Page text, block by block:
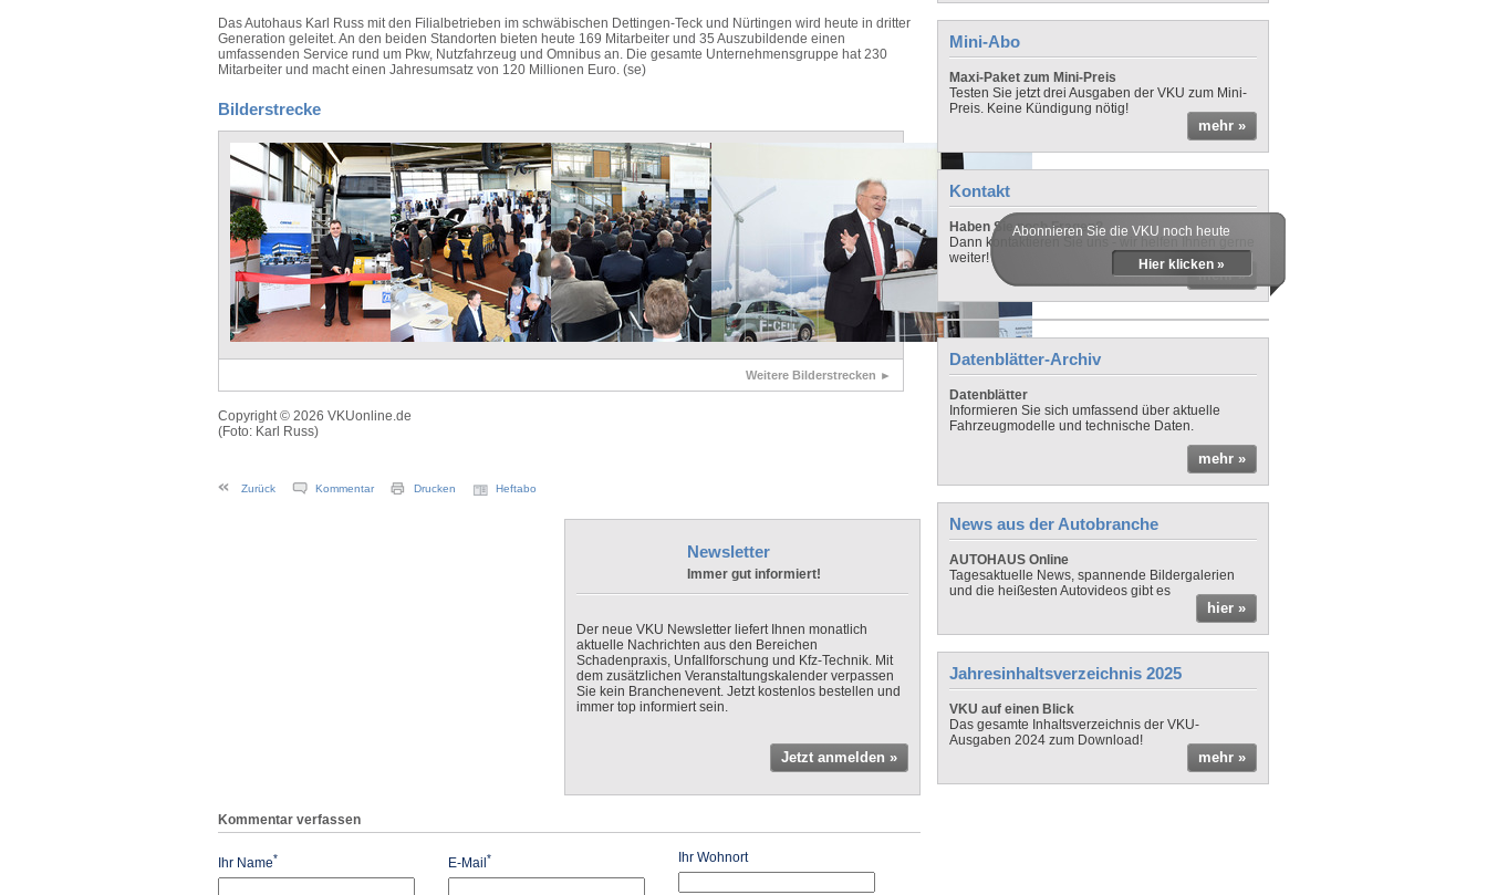
Das Autohaus Karl Russ mit den Filialbetrieben im schwäbischen Dettingen-Teck und Nürtingen wird heute in dritter
Generation geleitet. An den beiden Standorten bieten heute 169 Mitarbeiter und 35 Auszubildende einen
umfassenden Service rund um Pkw, Nutzfahrzeug und Omnibus an. Die gesamte Unternehmensgruppe hat 230
Mitarbeiter und macht einen Jahresumsatz von 120 Millionen Euro. (se)
Bilderstrecke
Weitere Bilderstrecken ►
Copyright © 2026 VKUonline.de
(Foto: Karl Russ)
Zurück Kommentar Drucken Heftabo
Newsletter
Immer gut informiert!
Der neue VKU Newsletter liefert Ihnen monatlich
aktuelle Nachrichten aus den Bereichen
Schadenpraxis, Unfallforschung und Kfz-Technik. Mit
dem zusätzlichen Veranstaltungskalender verpassen
Sie kein Branchenevent. Jetzt kostenlos bestellen und
immer top informiert sein.
Jetzt anmelden »
Kommentar verfassen
Ihr Name* E-Mail* Ihr Wohnort
Mini-Abo
Maxi-Paket zum Mini-Preis
Testen Sie jetzt drei Ausgaben der VKU zum Mini-
Preis. Keine Kündigung nötig!
mehr »
Kontakt
Haben Sie noch Fragen?
Dann kontaktieren Sie uns - wir helfen Ihnen gerne
weiter!
mehr »
Abonnieren Sie die VKU noch heute
Hier klicken »
Datenblätter-Archiv
Datenblätter
Informieren Sie sich umfassend über aktuelle
Fahrzeugmodelle und technische Daten.
mehr »
News aus der Autobranche
AUTOHAUS Online
Tagesaktuelle News, spannende Bildergalerien
und die heißesten Autovideos gibt es
hier »
Jahresinhaltsverzeichnis 2025
VKU auf einen Blick
Das gesamte Inhaltsverzeichnis der VKU-
Ausgaben 2024 zum Download!
mehr »